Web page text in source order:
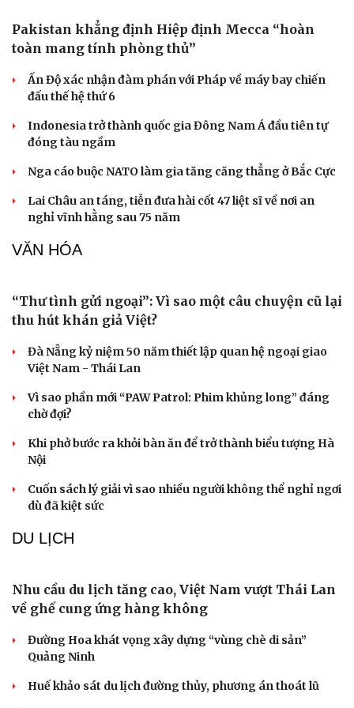
Giá bạc hôm nay: Giá bạc trong nước ở mức 62,42
triệu đồng/kg
Giá cà phê hôm nay 10/8: Giá cà phê Robusta và Arabia
tăng - giảm trái chiều
Giá vàng hôm nay 10/8: Giá vàng SJC ổn định mức 141 -
Tỷ giá USD hôm nay 10/8: Giá bán USD tự do giảm mạnh
còn 25.830 đồng/USD
QUÂN SỰ - QUỐC PHÒNG
Pakistan khẳng định Hiệp định Mecca “hoàn
toàn mang tính phòng thủ”
Ấn Độ xác nhận đàm phán với Pháp về máy bay chiến
đấu thế hệ thứ 6
Nga cáo buộc NATO làm gia tăng căng thẳng ở Bắc Cực
Lai Châu an táng, tiễn đưa hài cốt 47 liệt sĩ về nơi an
nghỉ vĩnh hằng sau 75 năm
VĂN HÓA